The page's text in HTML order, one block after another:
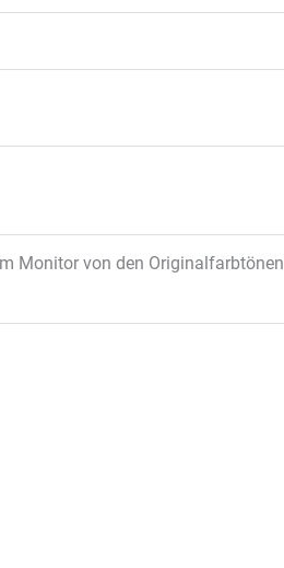
Monitor von den Originalfarbtönen